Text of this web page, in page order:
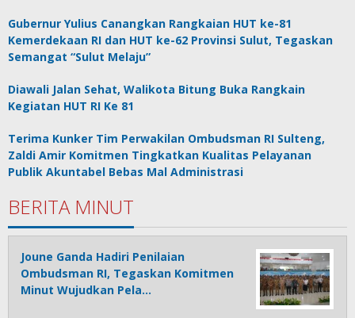
Gubernur Yulius Canangkan Rangkaian HUT ke-81
Kemerdekaan RI dan HUT ke-62 Provinsi Sulut, Tegaskan
Semangat “Sulut Melaju”
Diawali Jalan Sehat, Walikota Bitung Buka Rangkain
Kegiatan HUT RI Ke 81
Terima Kunker Tim Perwakilan Ombudsman RI Sulteng,
Zaldi Amir Komitmen Tingkatkan Kualitas Pelayanan
Publik Akuntabel Bebas Mal Administrasi
BERITA MINUT
Joune Ganda Hadiri Penilaian
Ombudsman RI, Tegaskan Komitmen
Minut Wujudkan Pela…